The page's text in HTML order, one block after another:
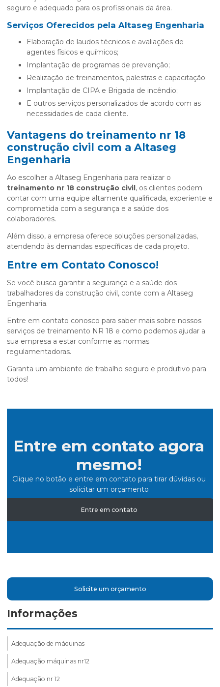
seguro e adequado para os profissionais da área.
Serviços Oferecidos pela Altaseg Engenharia
Elaboração de laudos técnicos e avaliações de
agentes físicos e químicos;
Implantação de programas de prevenção;
Realização de treinamentos, palestras e capacitação;
Implantação de CIPA e Brigada de incêndio;
E outros serviços personalizados de acordo com as
necessidades de cada cliente.
Vantagens do treinamento nr 18
construção civil com a Altaseg
Engenharia
Ao escolher a Altaseg Engenharia para realizar o
treinamento nr 18 construção civil, os clientes podem
contar com uma equipe altamente qualificada, experiente e
comprometida com a segurança e a saúde dos
colaboradores.
Além disso, a empresa oferece soluções personalizadas,
atendendo às demandas específicas de cada projeto.
Entre em Contato Conosco!
Se você busca garantir a segurança e a saúde dos
trabalhadores da construção civil, conte com a Altaseg
Engenharia.
Entre em contato conosco para saber mais sobre nossos
serviços de treinamento NR 18 e como podemos ajudar a
sua empresa a estar conforme as normas
regulamentadoras.
Garanta um ambiente de trabalho seguro e produtivo para
todos!
Entre em contato agora
mesmo!
Clique no botão e entre em contato para tirar dúvidas ou
solicitar um orçamento
Entre em contato
Solicite um orçamento
Informações
Adequação de máquinas
Adequação máquinas nr12
Adequação nr 12